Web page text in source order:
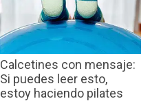
Calcetines con mensaje:
Si puedes leer esto,
estoy haciendo pilates